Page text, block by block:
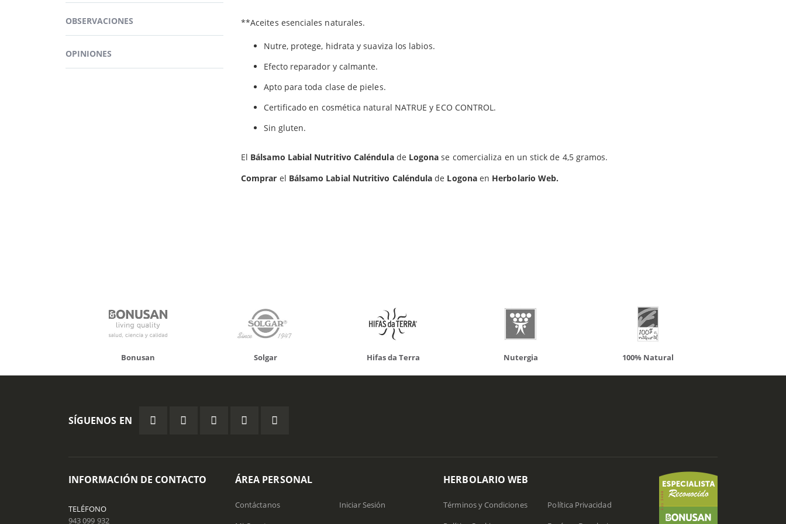
Refuerza la delicada piel de los labios.
Nutre, protege, hidrata y suaviza los labios.
Efecto reparador y calmante.
Apto para toda clase de pieles.
Certificado en cosmética natural NATRUE y ECO CONTROL.
Sin gluten.
El Bálsamo Labial Nutritivo Caléndulade Logona se comercializa en un stick de 4,5 gramos.
Comprar el Bálsamo Labial Nutritivo Caléndula de Logonaen Herbolario Web.
**Aceites esenciales naturales.
OBSERVACIONES
OPINIONES
Solgar Hifas da Terra Nutergia 100% Natural Solaray
SÍGUENOS EN
INFORMACIÓN DE CONTACTO
TELÉFONO
943 099 932
ÁREA PERSONAL
Contáctanos
Iniciar Sesión
HERBOLARIO WEB
Términos y Condiciones
Política Privacidad